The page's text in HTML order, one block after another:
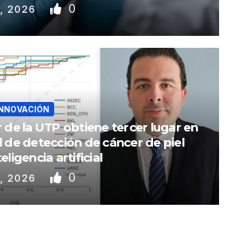
2026 0
la UTP obtiene tercer lugar en
detección de cáncer de piel
artificial
2026 0